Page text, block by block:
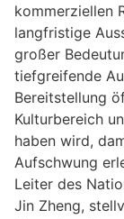
kommerziellen
langfristige
großer
tiefgreifende
Bereitstellung
Kulturbereich
haben wird,
Aufschwung
Leiter des
Jin Zheng,